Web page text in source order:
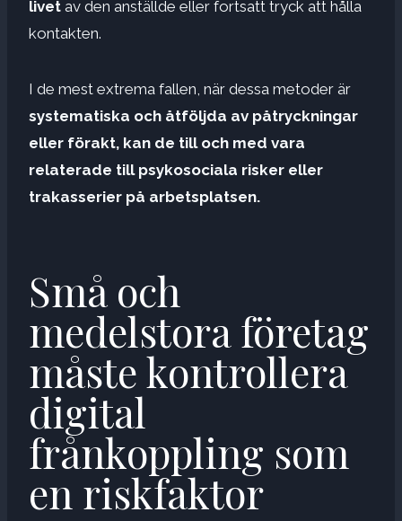
livet av den anställde eller fortsatt tryck att hålla
kontakten.
I de mest extrema fallen, när dessa metoder är
systematiska och åtföljda av påtryckningar
eller förakt, kan de till och med vara
relaterade till psykosociala risker eller
trakasserier på arbetsplatsen.
Små och
medelstora företag
måste kontrollera
digital
frånkoppling som
en riskfaktor